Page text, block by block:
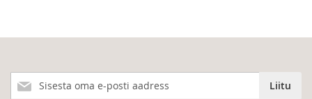
meie
Liitu